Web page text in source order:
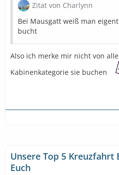
Zitat von Charlynn
Bei Mausgatt weiß man
bucht
Also ich merke mir nicht von
Kabinenkategorie sie buchen
Unsere Top 5
Euch